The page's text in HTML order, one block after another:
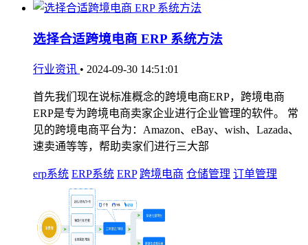
选择合适跨境电商 ERP 系统方法
行业资讯 • 2024-09-30 14:51:01
首先我们现在说标准概念的跨境电商ERP，跨境电商
ERP是专为跨境电商卖家企业进行企业管理的软件。 常
见的跨境电商平台为：Amazon、eBay、wish、Lazada、
速卖通等等，帮助卖家们进行三大部
erp系统 ERP系统 ERP 跨境电商 仓储管理 订单管理